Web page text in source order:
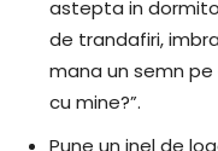
astepta in
de trandafiri,
mana un semn
cu mine?”.
Pune un inel de